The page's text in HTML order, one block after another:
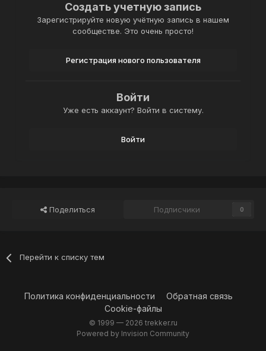
Создать учетную запись
Зарегистрируйте новую учётную запись в нашем
сообществе. Это очень просто!
Регистрация нового пользователя
Войти
Уже есть аккаунт? Войти в систему.
Войти
Поделиться Подписчики 0
Перейти к списку тем
Политика конфиденциальности
Обратная связь
Cookie-файлы
© 1999 — 2026 trekker.ru
Powered by Invision Community